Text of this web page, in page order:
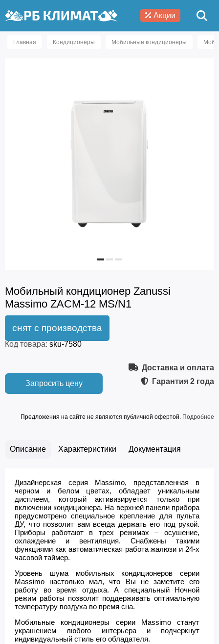
Акции
Главная Кондиционеры Мобильные кондиционеры
Мобильный кондиционер Zanussi
Massimo ZACM-12 MS/N1
Код товара: sku-7580
Запросить цену
Доставка и оплата
Гарантия 2 года
Предложения на сайте не являются публичной офертой. Подробнее
Описание Характеристики Документация
Дизайнерская серия Massimo, представленная в
черном и белом цветах, обладает уникальным
дисплеем, который активизируется только при
включении кондиционера. На верхней панели прибора
предусмотрено специальное крепление для пульта
ДУ, что позволит вам всегда держать его под рукой.
Приборы работают в трех режимах – осушение,
охлаждение и вентиляция. Снабжены такими
функциями как автоматическая работа жалюзи и 24-х
часовой таймер.
Уровень шума мобильных кондиционеров серии
Massimo настолько мал, что Вы не заметите его
работу во время отдыха. А специальный Ночной
режим работы позволит поддерживать оптимальную
температуру воздуха во время сна.
Мобильные кондиционеры серии Massimo станут
украшением любого интерьера и подчеркнут
индивидуальный стиль его обладателя.